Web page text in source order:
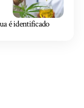
é identificado